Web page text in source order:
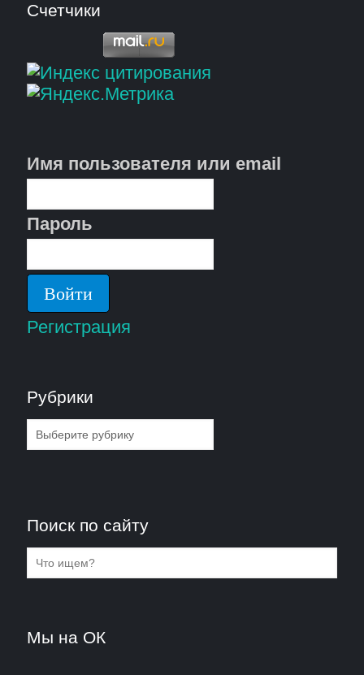
Счетчики
Имя пользователя или email
Пароль
Регистрация
Рубрики
Рубрики
Поиск по сайту
Мы на ОК